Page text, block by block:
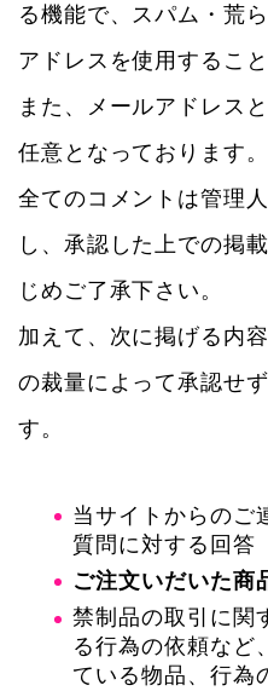
る機能で、スパム・荒
アドレスを使用するこ
また、メールアドレス
任意となっております。
全てのコメントは管理
し、承認した上での掲
じめご了承下さい。
加えて、次に掲げる内
の裁量によって承認せ
す。
当サイトからのご
質問に対する回答
ご注文いだいた商
禁制品の取引に関
る行為の依頼など
ている物品、行為